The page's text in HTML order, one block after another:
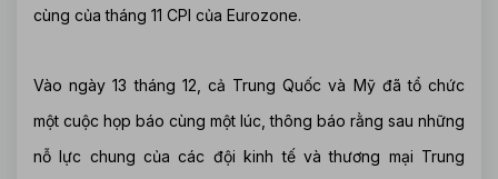
cùng của tháng 11 CPI của Eurozone.
Vào ngày 13 tháng 12, cả Trung Quốc và Mỹ đã tổ chức
một cuộc họp báo cùng một lúc, thông báo rằng sau những
nỗ lực chung của các đội kinh tế và thương mại Trung